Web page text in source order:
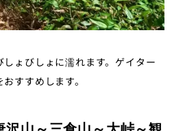
ょびしょに濡れます。ゲイター
すすめします。